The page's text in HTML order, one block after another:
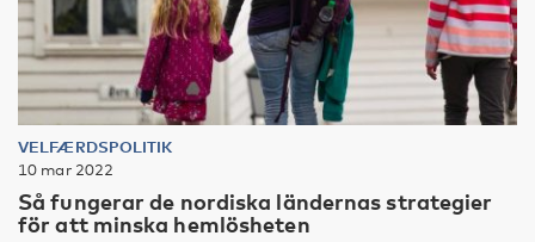
VELFÆRDSPOLITIK
10 mar 2022
Så fungerar de nordiska ländernas strategier
för att minska hemlösheten